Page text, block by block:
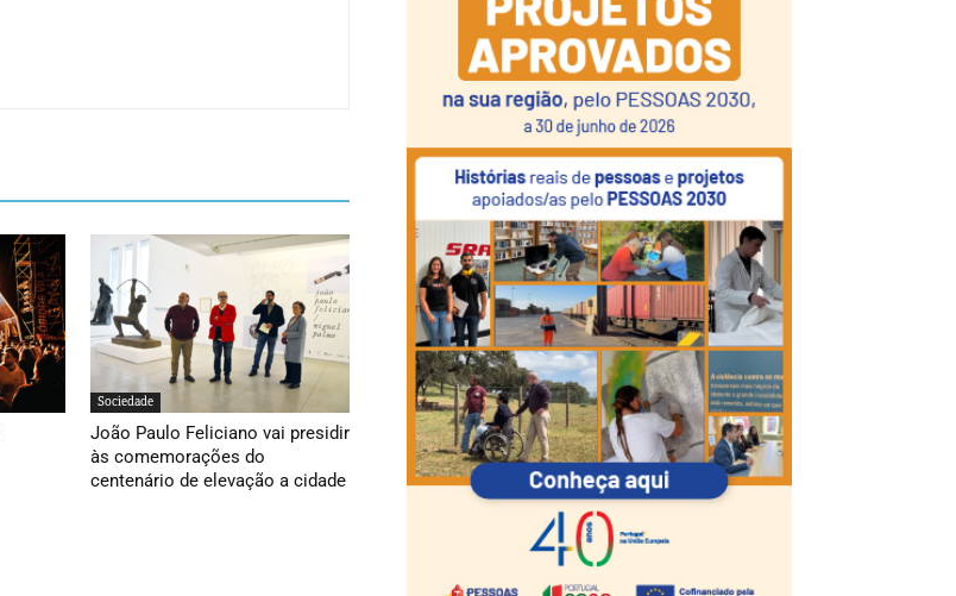
Sociedade
João Paulo Feliciano vai presidir
às comemorações do
centenário de elevação a cidade